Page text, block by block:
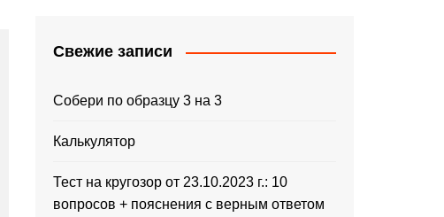
Свежие записи
Собери по образцу 3 на 3
Калькулятор
Тест на кругозор от 23.10.2023 г.: 10
вопросов + пояснения с верным ответом